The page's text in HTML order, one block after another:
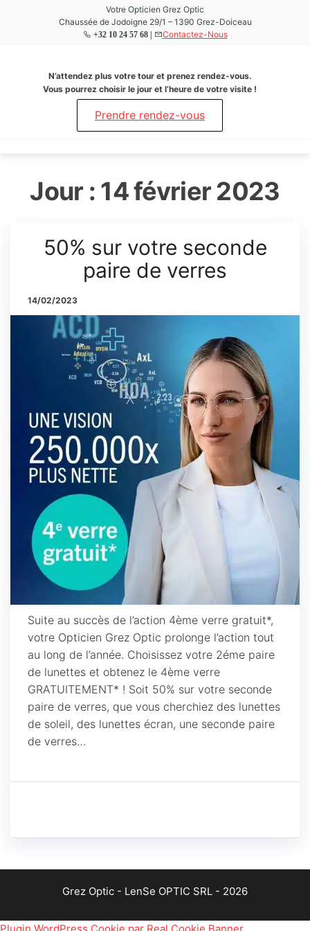
Votre Opticien Grez Optic
Chaussée de Jodoigne 29/1 – 1390 Grez-Doiceau
+32 10 24 57 68 | Contactez-Nous
Grez
Optic
à Grez-
N’attendez plus votre tour et prenez rendez-vous.
Vous pourrez choisir le jour et l’heure de votre visite !
Prendre rendez-vous
Jour : 14 février 2023
50% sur votre seconde
paire de verres
14/02/2023
Suite au succès de l’action 4ème verre gratuit*,
votre Opticien Grez Optic prolonge l’action tout
au long de l’année. Choisissez votre 2éme paire
de lunettes et obtenez le 4ème verre
GRATUITEMENT* ! Soit 50% sur votre seconde
paire de verres, que vous cherchiez des lunettes
de soleil, des lunettes écran, une seconde paire
de verres…
Grez Optic - LenSe OPTIC SRL - 2026